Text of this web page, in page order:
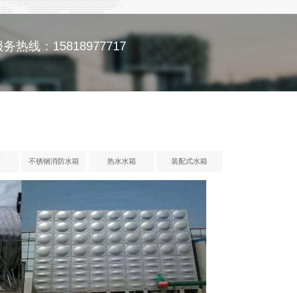
热线：15818977717
不锈钢消防水箱 热水水箱 装配式水箱